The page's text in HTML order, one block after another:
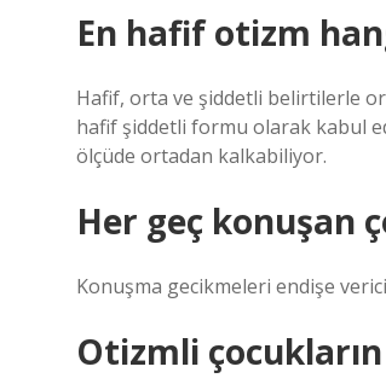
En hafif otizm
Hafif, orta ve şiddetli belirtilerle
hafif şiddetli formu olarak kabul
ölçüde ortadan kalkabiliyor.
Her geç konuşan
Konuşma gecikmeleri endişe
Otizmli